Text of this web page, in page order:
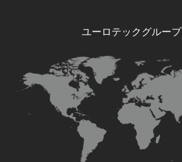
ユーロテックグループ